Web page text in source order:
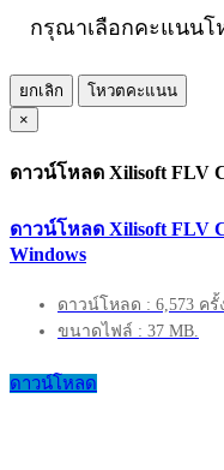
กรุณาเลือกคะแนนโ
ยกเลิก
โหวตคะแนน
×
ดาวน์โหลด Xilisoft FLV
ดาวน์โหลด Xilisoft FLV
Windows
ดาวน์โหลด : 6,573 ครั้
ขนาดไฟล์ : 37 MB.
ดาวน์โหลด